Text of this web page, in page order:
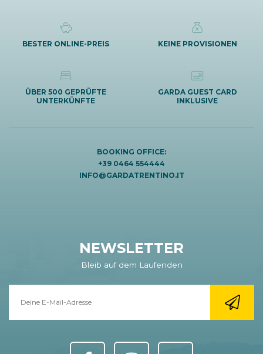
BESTER ONLINE-PREIS KEINE PROVISIONEN
ÜBER 500 GEPRÜFTE
UNTERKÜNFTE
GARDA GUEST CARD
INKLUSIVE
BOOKING OFFICE:
+39 0464 554444
INFO@GARDATRENTINO.IT
NEWSLETTER
Bleib auf dem Laufenden